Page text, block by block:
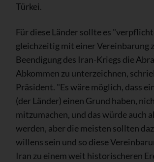
Türkei.
Für diese Länder sollte es
gleichzeitig mit einer Vereinbarung
Beendigung des Iran-Kriegs die
Abkommen zu unterzeichnen,
Präsident. "Es wäre möglich, dass
(der Länder) einen Grund haben,
mitzumachen, und das würde auch
werden, aber die meisten sollten
willens sein und so diese
Iran zu einem weit historischeren